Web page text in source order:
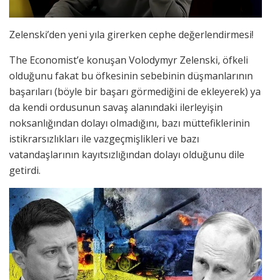
Zelenski’den yeni yıla girerken cephe değerlendirmesi!
The Economist’e konuşan Volodymyr Zelenski, öfkeli
olduğunu fakat bu öfkesinin sebebinin düşmanlarının
başarıları (böyle bir başarı görmediğini de ekleyerek) ya
da kendi ordusunun savaş alanındaki ilerleyişin
noksanlığından dolayı olmadığını, bazı müttefiklerinin
istikrarsızlıkları ile vazgeçmişlikleri ve bazı
vatandaşlarının kayıtsızlığından dolayı olduğunu dile
getirdi.